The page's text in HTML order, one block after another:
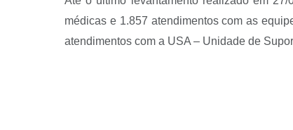
médicas e 1.857 atendimentos com as
atendimentos com a USA – Unidade de